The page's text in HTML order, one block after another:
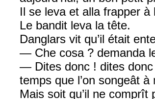
Il se leva et alla frapper à
Le bandit leva la tête.
Danglars vit qu’il était
— Che cosa ? demanda
— Dites donc ! dites donc
temps que l’on songeât
Mais soit qu’il ne comprît